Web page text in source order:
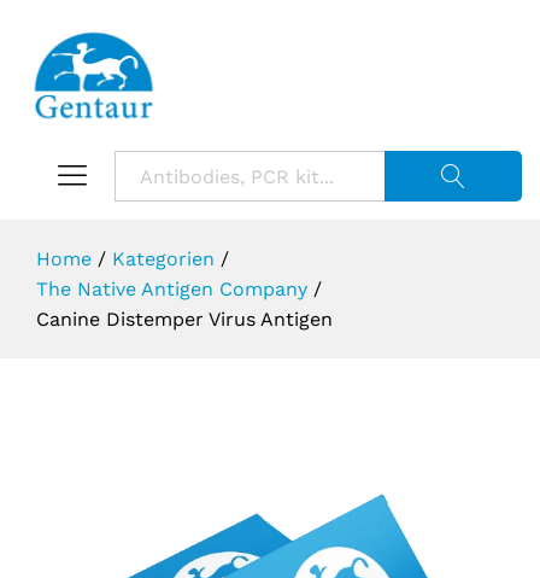
Home / Kategorien /
The Native Antigen Company /
Canine Distemper Virus Antigen